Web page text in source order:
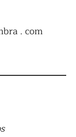
. com